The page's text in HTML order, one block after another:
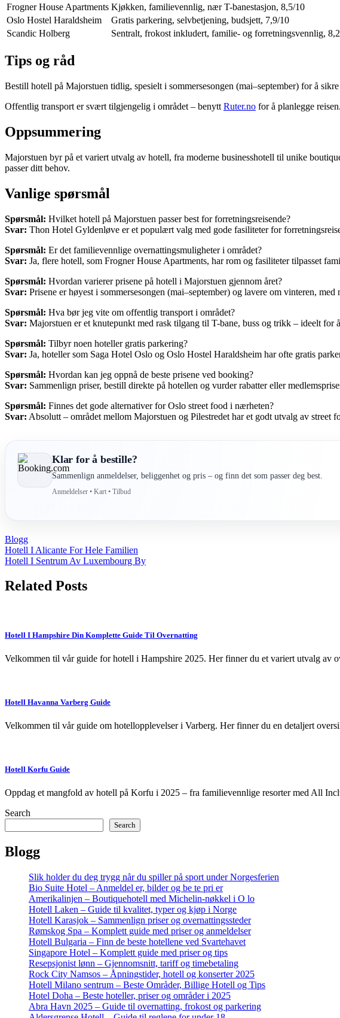
Frogner House Apartments Kjøkken, familievennlig, nær T-banestasjon, 8,5/10
Oslo Hostel Haraldsheim
Gratis parkering, selvbetjening, budsjett, 7,9/10
Scandic Holberg
Sentralt, frokost inkludert, familie- og forretningsvennlig,
Tips og råd
Bestill hotell på Majorstuen tidlig, spesielt i sommersesongen (mai–september) for å
Offentlig transport er svært tilgjengelig i området – benytt Ruter.no for å planlegge
Oppsummering
Majorstuen byr på et variert utvalg av hotell, fra moderne businesshotell til unike
passer ditt behov.
Vanlige spørsmål
Spørsmål: Hvilket hotell på Majorstuen passer best for forretningsreisende?
Svar: Thon Hotel Gyldenløve er et populært valg med gode fasiliteter for
Spørsmål: Er det familievennlige overnattingsmuligheter i området?
Svar: Ja, flere hotell, som Frogner House Apartments, har rom og fasiliteter tilpasset
Spørsmål: Hvordan varierer prisene på hotell i Majorstuen gjennom året?
Svar: Prisene er høyest i sommersesongen (mai–september) og lavere om vinteren,
Spørsmål: Hva bør jeg vite om offentlig transport i området?
Svar: Majorstuen er et knutepunkt med rask tilgang til T-bane, buss og trikk – ideelt for
Spørsmål: Tilbyr noen hoteller gratis parkering?
Svar: Ja, hoteller som Saga Hotel Oslo og Oslo Hostel Haraldsheim har ofte gratis
Spørsmål: Hvordan kan jeg oppnå de beste prisene ved booking?
Svar: Sammenlign priser, bestill direkte på hotellen og vurder rabatter eller
Spørsmål: Finnes det gode alternativer for Oslo street food i nærheten?
Svar: Absolutt – området mellom Majorstuen og Pilestredet har et godt utvalg av street
Klar for å bestille?
Sammenlign anmeldelser, beliggenhet og pris – og finn det som passer deg best.
Anmeldelser • Kart • Tilbud
Blogg
Post
navigation
Hotell I Alicante For Hele Familien
Hotell I Sentrum Av Luxembourg By
Related Posts
Hotell I Hampshire Din Komplette Guide Til Overnatting
Velkommen til vår guide for hotell i Hampshire 2025. Her finner du et variert utvalg av
Hotell Havanna Varberg Guide
Velkommen til vår guide om hotellopplevelser i Varberg. Her finner du en detaljert
Hotell Korfu Guide
Oppdag et mangfold av hotell på Korfu i 2025 – fra familievennlige resorter med All
Search
Search
Blogg
Slik holder du deg trygg når du spiller på sport under Norgesferien
Bio Suite Hotel – Anmeldel er, bilder og be te pri er
Amerikalinjen – Boutiquehotell med Michelin-nøkkel i O lo
Hotell Laken – Guide til kvalitet, typer og kjøp i Norge
Hotell Karasjok – Sammenlign priser og overnattingssteder
Rømskog Spa – Komplett guide med priser og anmeldelser
Hotell Bulgaria – Finn de beste hotellene ved Svartehavet
Singapore Hotel – Komplett guide med priser og tips
Resepsjonist lønn – Gjennomsnitt, tariff og timebetaling
Rock City Namsos – Åpningstider, hotell og konserter 2025
Hotell Milano sentrum – Beste Områder, Billige Hotell og Tips
Hotel Doha – Beste hoteller, priser og områder i 2025
Abra Havn 2025 – Guide til overnatting, frokost og parkering